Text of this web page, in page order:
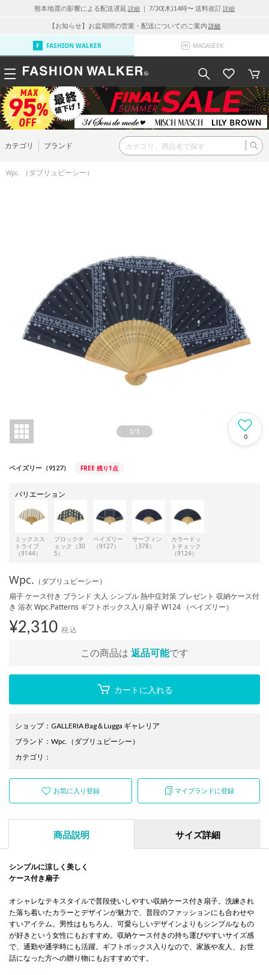
熊本地震の影響による配送遅延 詳細 ｜ 7/30(木)14時〜 送料改訂詳細
【お知らせ】お盆期間の営業・配送についてのご案内 詳細
FASHION WALKER MAGASEEK
カテゴリ ブランド
Wpc. （ダブリュピーシー）
1 /1
0
ペイズリー（9127） FREE 残り1点
バリエーション
ミックスス
トライプ
（9144）
ブロックチ
ェック（30
5）
ペイズリー
（9127）
サーフィン
（378）
カラードッ
トチェック
（9124）
Wpc. （ダブリュピーシー）
扇子 ケース付き ブランド 大人 シンプル 熱中症対策 プレゼント 収納ケース付
き 浴衣 Wpc.Patterns ギフトボックス入り扇子 W124 （ペイズリー）
¥2,310 税込
この商品は 返品可能です
カートに入れる
ショップ： GALLERIA Bag＆Lugga ギャレリア
ブランド ： Wpc.
（ダブリュピーシー）
カテゴリ ：
お気に入り登録 マイブランドに登録
商品説明 サイズ詳細
シンプルに涼しく美しく
ケース付き扇子
オシャレなテキスタイルで普段使いしやすい収納ケース付き扇子。洗練され
た落ち着いたカラーとデザインが魅力で、普段のファッションにも合わせや
すいアイテム。男性はもちろん、可愛らしいデザインよりもシンプルなもの
が好きという女性にもおすすめ。収納ケース付きの持ち運びやすいサイズ感
で、通勤や通学時にも活躍。ギフトボックス入りなので、家族や友人、お世
話になった方への贈り物にもおすすめです。